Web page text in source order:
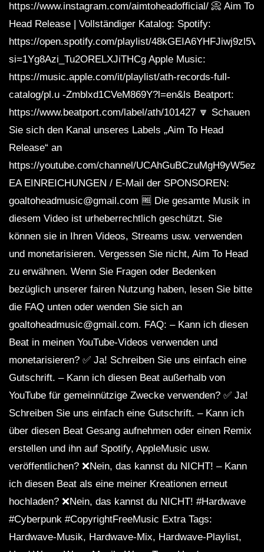
https://www.instagram.com/aimtoheadofficial/ 📀 Aim To
Head Release | Vollständiger Katalog: Spotify:
https://open.spotify.com/playlist/
si=1Yg8Azi_Tu2ORELXJiTHCg Apple Music:
https://music.apple.com/it/playlist/ath-records-full-
catalog/pl.u -Zmblxd1CVeM869Y?l=en&ls Beatport:
https://www.beatport.com/label/ath/101427 🔽 Schauen
Sie sich den Kanal unseres Labels „Aim To Head
Release“ an
https://youtube.com/channel/
EA EINREICHUNGEN / E-Mail der SPONSOREN:
goaltoheadmusic@gmail.com 🆓 Die gesamte Musik in
diesem Video ist urheberrechtlich geschützt. Sie
können sie in Ihren Videos, Streams usw. verwenden
und monetarisieren. Vergessen Sie nicht, Aim To Head
zu erwähnen. Wenn Sie Fragen oder Bedenken
bezüglich unserer fairen Nutzung haben, lesen Sie bitte
die FAQ unten oder wenden Sie sich an
goaltoheadmusic@gmail.com. FAQ: – Kann ich diesen
Beat in meinen YouTube-Videos verwenden und
monetarisieren? ✅ Ja! Schreiben Sie uns einfach eine
Gutschrift. – Kann ich diesen Beat außerhalb von
YouTube für gemeinnützige Zwecke verwenden? ✅ Ja!
Schreiben Sie uns einfach eine Gutschrift. – Kann ich
über diesen Beat Gesang aufnehmen oder einen Remix
erstellen und ihn auf Spotify, AppleMusic usw.
veröffentlichen? ❌Nein, das kannst du NICHT! – Kann
ich diesen Beat als eine meiner Kreationen erneut
hochladen? ❌Nein, das kannst du NICHT! #Hardwave
#Cyberpunk #CopyrightFreeMusic Extra Tags:
Hardwave-Musik, Hardwave-Mix, Hardwave-Playlist,